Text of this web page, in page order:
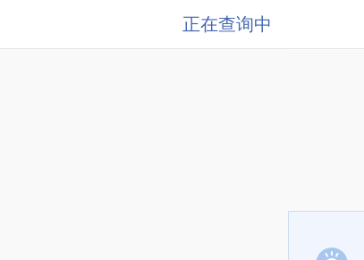
正在查询中